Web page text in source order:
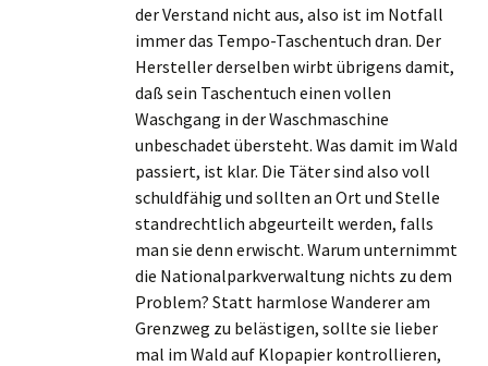
der Verstand nicht aus, also ist im Notfall
immer das Tempo-Taschentuch dran. Der
Hersteller derselben wirbt übrigens damit,
daß sein Taschentuch einen vollen
Waschgang in der Waschmaschine
unbeschadet übersteht. Was damit im Wald
passiert, ist klar. Die Täter sind also voll
schuldfähig und sollten an Ort und Stelle
standrechtlich abgeurteilt werden, falls
man sie denn erwischt. Warum unternimmt
die Nationalparkverwaltung nichts zu dem
Problem? Statt harmlose Wanderer am
Grenzweg zu belästigen, sollte sie lieber
mal im Wald auf Klopapier kontrollieren,